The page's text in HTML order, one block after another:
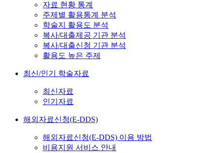
자료 현황 통계
주제별 활용통계 분석
학술지 활용도 분석
복사/대출제공 기관 분석
복사/대출신청 기관 분석
활용도 높은 주제
최신/인기 학술자료
최신자료
인기자료
해외자료신청(E-DDS)
해외자료신청(E-DDS) 이용 방법
비용지원 서비스 안내